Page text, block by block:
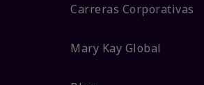
Carreras Corporativas
Mary Kay Global